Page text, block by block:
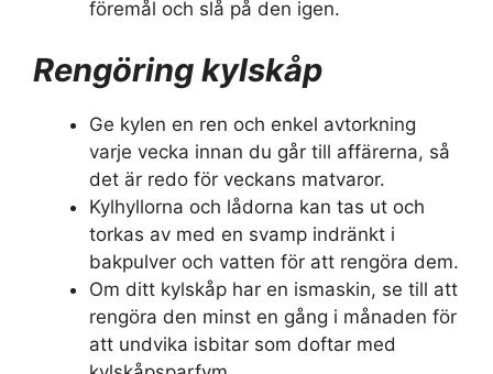
föremål och slå på den igen.
Rengöring kylskåp
Ge kylen en ren och enkel avtorkning
varje vecka innan du går till affärerna, så
det är redo för veckans matvaror.
Kylhyllorna och lådorna kan tas ut och
torkas av med en svamp indränkt i
bakpulver och vatten för att rengöra dem.
Om ditt kylskåp har en ismaskin, se till att
rengöra den minst en gång i månaden för
att undvika isbitar som doftar med